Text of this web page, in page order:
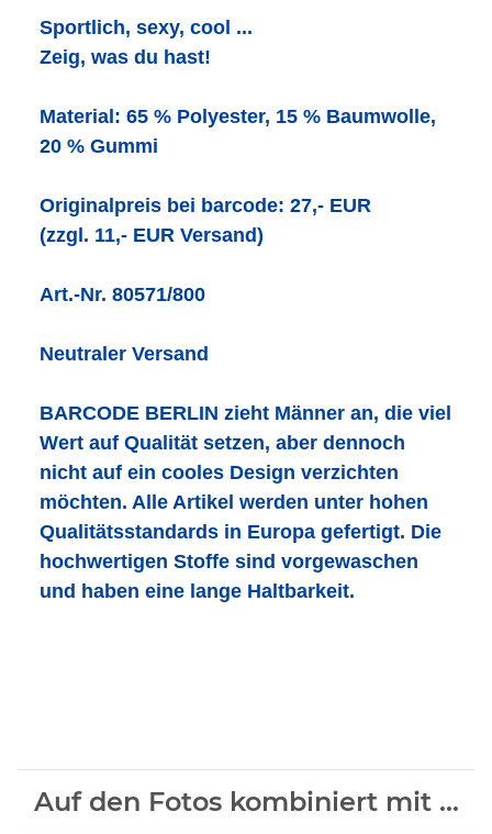
Sportlich, sexy, cool ...
Zeig, was du hast!
Material: 65 % Polyester, 15 % Baumwolle,
20 % Gummi
Originalpreis bei barcode: 27,- EUR
(zzgl. 11,- EUR Versand)
Art.-Nr. 80571/800
Neutraler Versand
BARCODE BERLIN zieht Männer an, die viel
Wert auf Qualität setzen, aber dennoch
nicht auf ein cooles Design verzichten
möchten. Alle Artikel werden unter hohen
Qualitätsstandards in Europa gefertigt. Die
hochwertigen Stoffe sind vorgewaschen
und haben eine lange Haltbarkeit.
Auf den Fotos kombiniert mit ...